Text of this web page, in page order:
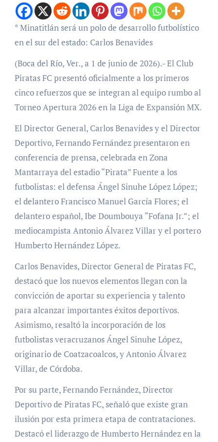
* Minatitlán será un polo de desarrollo futbolístico
en el sur del estado: Carlos Benavides
(Boca del Río, Ver., a 1 de junio de 2026).- El Club
Piratas FC presentó oficialmente a los primeros
cinco refuerzos que se integran al equipo rumbo al
Torneo Apertura 2026 en la Liga de Expansión MX.
El Director General, Carlos Benavides y el Director
Deportivo, Fernando Fernández presentaron en
conferencia de prensa, celebrada en Zona
Mantarraya del estadio “Pirata” Fuente a los
futbolistas: el defensa Ángel Sinuhe López López;
el delantero Francisco Manuel García Flores; el
delantero español, Ibe Doumbouya “Fofana Jr.”; el
mediocampista Antonio Álvarez Villar y el portero
Humberto Hernández López.
Carlos Benavides, Director General de Piratas FC,
destacó que los nuevos elementos llegan con la
convicción de aportar su experiencia y talento
para alcanzar importantes éxitos deportivos.
Asimismo, resaltó la incorporación de los
futbolistas veracruzanos Ángel Sinuhe López,
originario de Coatzacoalcos, y Antonio Álvarez
Villar, de Córdoba.
Por su parte, Fernando Fernández, Director
Deportivo de Piratas FC, señaló que existe gran
ilusión por esta primera etapa de contrataciones.
Destacó el liderazgo de Humberto Hernández en la